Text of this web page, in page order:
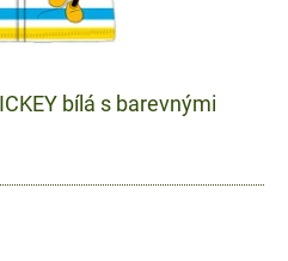
bílá s barevnými